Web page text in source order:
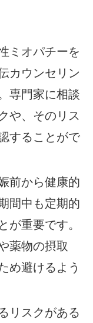
ミオパチーを
カウンセリン
専門家に相談
や、そのリス
することがで
前から健康的
間中も定期的
が重要です。
薬物の摂取
め避けるよう
リスクがある